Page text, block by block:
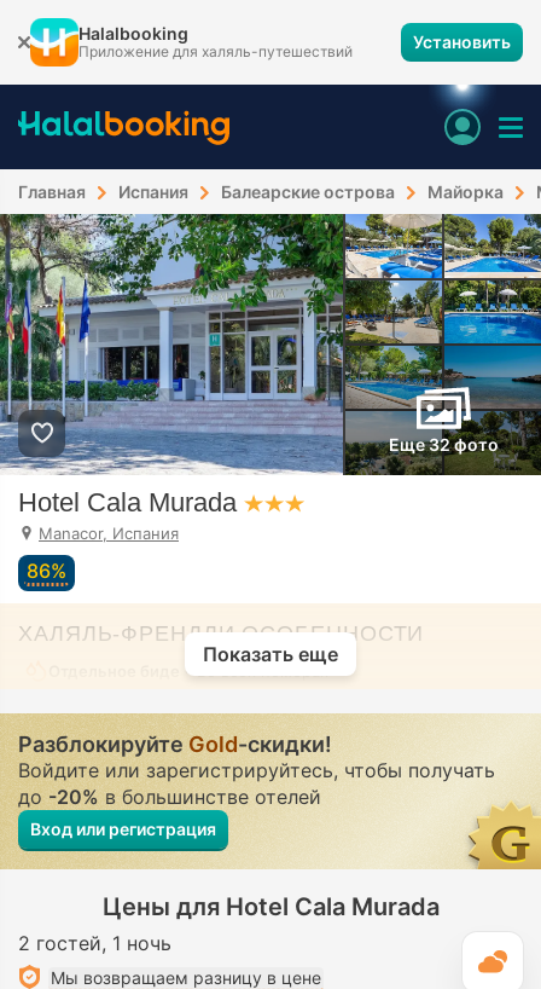
Halalbooking
Приложение для халяль-путешествий Установить
Главная Испания Балеарские острова Майорка
Еще 32 фото
Hotel Cala Murada
Manacor, Испания
86%
ХАЛЯЛЬ-ФРЕНДЛИ ОСОБЕННОСТИ
• Во всех номерах
Показать еще
Разблокируйте Gold-скидки!
Войдите или зарегистрируйтесь, чтобы получать
до -20% в большинстве отелей
Вход или регистрация
Цены для Hotel Cala Murada
2 гостей 1 ночь
Мы возвращаем разницу в цене